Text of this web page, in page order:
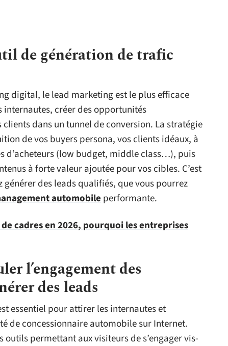
de génération de trafic
digital, le lead marketing est le plus efficace
internautes, créer des opportunités
dans un tunnel de conversion. La stratégie
de vos buyers persona, vos clients idéaux, à
d’acheteurs (low budget, middle class…), puis
à forte valeur ajoutée pour vos cibles. C’est
des leads qualifiés, que vous pourrez
automobileperformante.
cadres en 2026, pourquoi les entreprises
l’engagement des
des leads
essentiel pour attirer les internautes et
de concessionnaire automobile sur Internet.
outils permettant aux visiteurs de s’engager vis-